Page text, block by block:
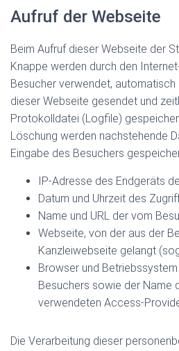
Aufruf der Webseite
Beim Aufruf dieser Webseite der
Knappe werden durch den
Besucher verwendet, automatisch
dieser Webseite gesendet und
Protokolldatei (Logfile)
Löschung werden nachstehende
Eingabe des Besuchers
IP-Adresse des Endgeräts
Datum und Uhrzeit des
Name und URL der vom
Webseite, von der aus der
Kanzleiwebseite gelangt
Browser und
Besuchers sowie der Name
verwendeten Access-
Die Verarbeitung dieser